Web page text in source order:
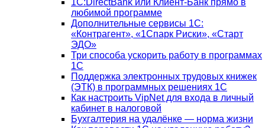
1С:DirectBank или Клиент-Банк прямо в
любимой программе
Дополнительные сервисы 1С:
«Контрагент», «1Спарк Риски», «Старт
ЭДО»
Три способа ускорить работу в программах
1С
Поддержка электронных трудовых книжек
(ЭТК) в программных решениях 1С
Как настроить VipNet для входа в личный
кабинет в налоговой
Бухгалтерия на удалёнке — норма жизни